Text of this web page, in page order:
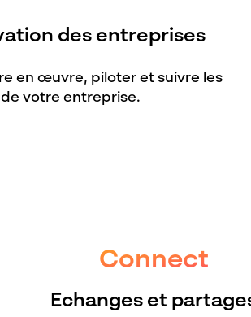
des entreprises
en œuvre, piloter et suivre​ les
votre entreprise.
Connect
Echanges et